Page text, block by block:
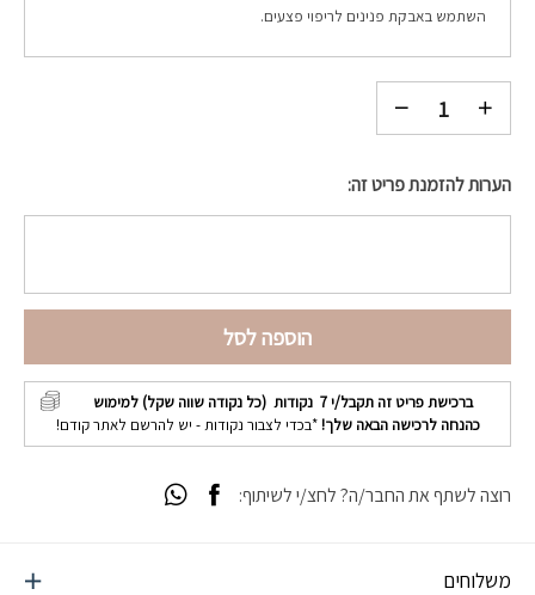
השתמש באבקת פנינים לריפוי פצעים.
הערות להזמנת פריט זה:
הוספה לסל
ברכישת פריט זה תקבל/י 7 נקודות (כל נקודה שווה שקל) למימוש
כהנחה לרכישה הבאה שלך! *בכדי לצבור נקודות - יש להרשם לאתר קודם!
משלוחים
רוצה לשתף את החבר/ה? לחצ/י לשיתוף: